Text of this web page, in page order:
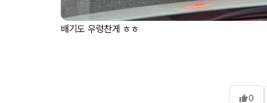
배기도 우렁찬게 ㅎㅎ
0